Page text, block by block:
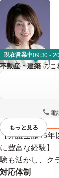
現在営業中09:30 -
不動産・建築 のご
電
【弁護士歴15年
に豊富な経験】
験も活かし、ク
対応体制
視覚的に省
もっと見る